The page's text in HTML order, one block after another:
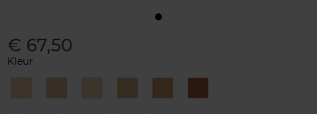
€ 67,50
Kleur
NEUTRENEUTRE NEUTRENEUTRENEUTRENEUTRE